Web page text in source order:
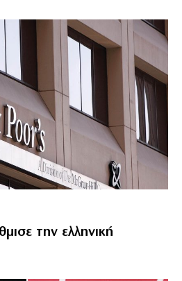
την ελληνική